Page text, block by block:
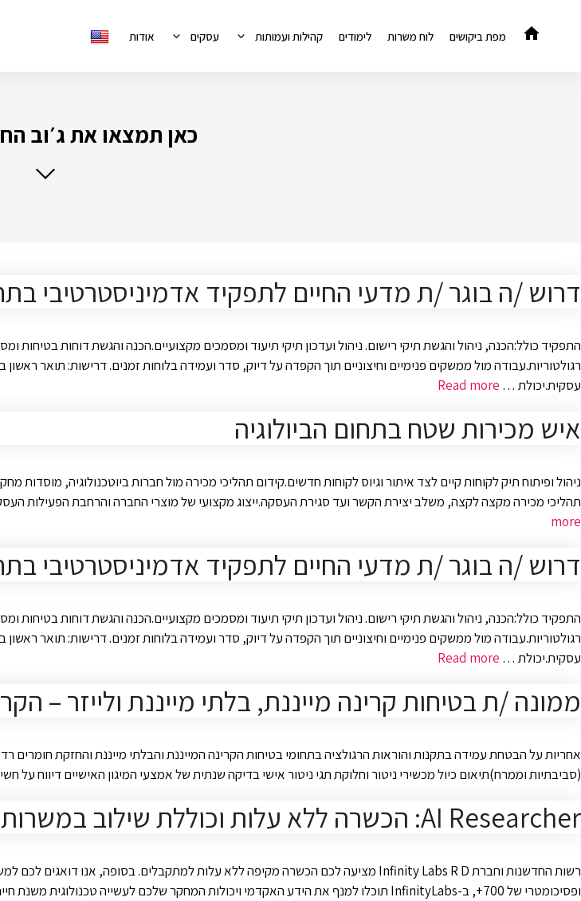
מפת ביקושים לוח משרות לימודים קהילות ועמותות עסקים אודות
כאן תמצאו את ג׳וב
דרוש /ה בוגר /ת מדעי החיים לתפקיד אדמיניסטרטיבי
התפקיד כולל:הכנה, ניהול והגשת תיקי רישום. ניהול ועדכון תיקי תיעוד ומסמכים מקצועיים.הכנה והגשת דוחות
רגולטוריות.עבודה מול ממשקים פנימיים וחיצוניים תוך הקפדה על דיוק, סדר ועמידה בלוחות זמנים. דרישות: תואר
עסקית.יכולת … Read more
איש מכירות שטח בתחום הביולוגיה
ניהול ופיתוח תיק לקוחות קיים לצד איתור וגיוס לקוחות חדשים.קידום תהליכי מכירה מול חברות ביוטכנולוגיה,
תהליכי מכירה מקצה לקצה, משלב יצירת הקשר ועד סגירת העסקה.ייצוג מקצועי של מוצרי החברה והרחבת הפעילות
more
דרוש /ה בוגר /ת מדעי החיים לתפקיד אדמיניסטרטיבי
התפקיד כולל:הכנה, ניהול והגשת תיקי רישום. ניהול ועדכון תיקי תיעוד ומסמכים מקצועיים.הכנה והגשת דוחות
רגולטוריות.עבודה מול ממשקים פנימיים וחיצוניים תוך הקפדה על דיוק, סדר ועמידה בלוחות זמנים. דרישות: תואר
עסקית.יכולת … Read more
ממונה /ת בטיחות קרינה מייננת, בלתי מייננת ולייזר –
אחריות על הבטחת עמידה בתקנות והוראות הרגולציה בתחומי בטיחות הקרינה המייננת והבלתי מייננת והחזקת חומרים
(סביבתיות וממרח)תיאום כיול מכשירי ניטור וחלוקת תגי ניטור אישי בדיקה שנתית של אמצעי המיגון האישיים דיווח על
AI Researcher: הכשרה ללא עלות וכוללת שילוב במשרות ליבה
ופסיכומטרי של 700+, ב-InfinityLabs תוכלו למנף את הידע האקדמי ויכולות המחקר שלכם לעשייה טכנולוגית משנת חיים בתחום הבינה המלאכותית. בינה מלאכותית היא כבר …